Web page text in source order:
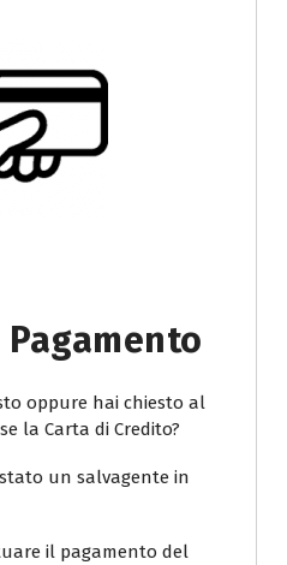
oppure hai chiesto al
la Carta di Credito?
un salvagente in
il pagamento del